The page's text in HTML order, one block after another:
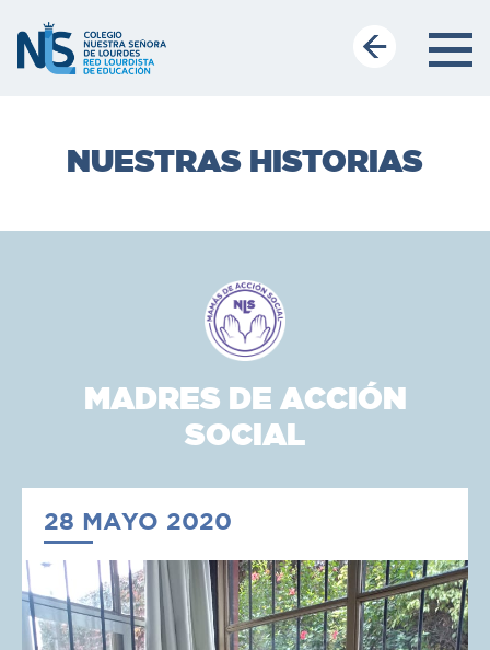
NUESTRAS HISTORIAS
MADRES DE ACCIÓN
SOCIAL
28 MAYO 2020